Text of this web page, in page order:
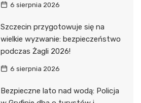
6 sierpnia 2026
Szczecin przygotowuje się na
wielkie wyzwanie: bezpieczeństwo
podczas Żagli 2026!
6 sierpnia 2026
Bezpieczne lato nad wodą: Policja